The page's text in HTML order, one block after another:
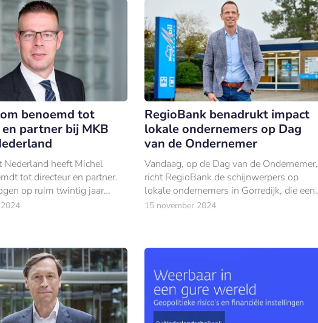
benoemd tot
partner bij MKB
Nederland heeft Michel
tot directeur en partner.
op ruim twintig jaar
de kredietverstrekking.
RegioBank benadrukt impact
lokale ondernemers op Dag
van de Ondernemer
Vandaag, op de Dag van de Ondernemer,
richt RegioBank de schijnwerpers op
lokale ondernemers in Gorredijk, die een
cruciale rol spelen in de
15 november 2024